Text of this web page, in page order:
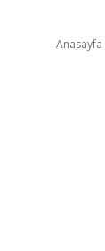
Anasayfa